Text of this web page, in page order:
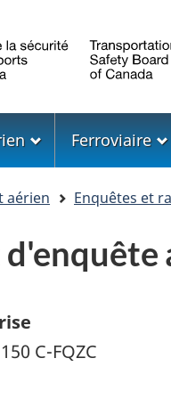
Ferroviaire
aérien Enquêtes et
C-FQZC